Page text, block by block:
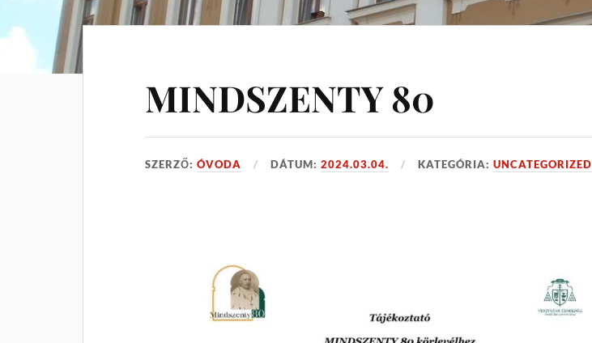
MINDSZENTY 80
SZERZŐ:ÓVODA DÁTUM:2024.03.04. KATEGÓRIA:UNCATEGORIZED